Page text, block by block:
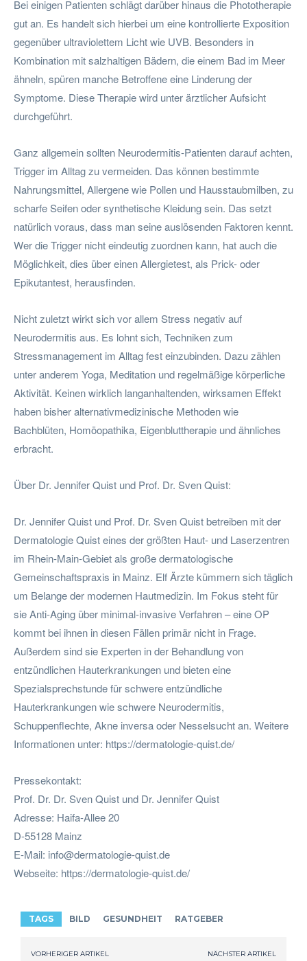
Bei einigen Patienten schlägt darüber hinaus die Phototherapie
gut an. Es handelt sich hierbei um eine kontrollierte Exposition
gegenüber ultraviolettem Licht wie UVB. Besonders in
Kombination mit salzhaltigen Bädern, die einem Bad im Meer
ähneln, spüren manche Betroffene eine Linderung der
Symptome. Diese Therapie wird unter ärztlicher Aufsicht
durchgeführt.
Ganz allgemein sollten Neurodermitis-Patienten darauf achten,
Trigger im Alltag zu vermeiden. Das können bestimmte
Nahrungsmittel, Allergene wie Pollen und Hausstaubmilben, zu
scharfe Seifen oder synthetische Kleidung sein. Das setzt
natürlich voraus, dass man seine auslösenden Faktoren kennt.
Wer die Trigger nicht eindeutig zuordnen kann, hat auch die
Möglichkeit, dies über einen Allergietest, als Prick- oder
Epikutantest, herausfinden.
Nicht zuletzt wirkt sich vor allem Stress negativ auf
Neurodermitis aus. Es lohnt sich, Techniken zum
Stressmanagement im Alltag fest einzubinden. Dazu zählen
unter anderem Yoga, Meditation und regelmäßige körperliche
Aktivität. Keinen wirklich langanhaltenden, wirksamen Effekt
haben bisher alternativmedizinische Methoden wie
Bachblüten, Homöopathika, Eigenbluttherapie und ähnliches
erbracht.
Über Dr. Jennifer Quist und Prof. Dr. Sven Quist:
Dr. Jennifer Quist und Prof. Dr. Sven Quist betreiben mit der
Dermatologie Quist eines der größten Haut- und Laserzentren
im Rhein-Main-Gebiet als große dermatologische
Gemeinschaftspraxis in Mainz. Elf Ärzte kümmern sich täglich
um Belange der modernen Hautmedizin. Im Fokus steht für
sie Anti-Aging über minimal-invasive Verfahren – eine OP
kommt bei ihnen in diesen Fällen primär nicht in Frage.
Außerdem sind sie Experten in der Behandlung von
entzündlichen Hauterkrankungen und bieten eine
Spezialsprechstunde für schwere entzündliche
Hauterkrankungen wie schwere Neurodermitis,
Schuppenflechte, Akne inversa oder Nesselsucht an. Weitere
Informationen unter: https://dermatologie-quist.de/
Pressekontakt:
Prof. Dr. Dr. Sven Quist und Dr. Jennifer Quist
Adresse: Haifa-Allee 20
D-55128 Mainz
E-Mail: info@dermatologie-quist.de
Webseite: https://dermatologie-quist.de/
TAGS BILD GESUNDHEIT RATGEBER
VORHERIGER ARTIKEL NÄCHSTER ARTIKEL